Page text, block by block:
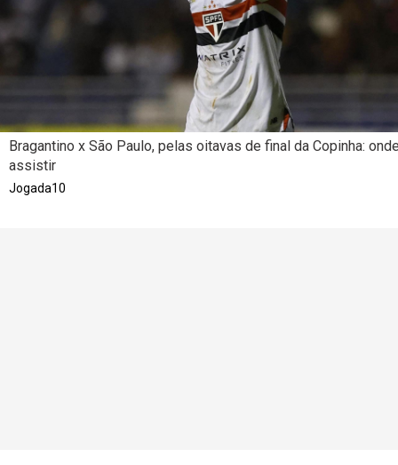
Bragantino x São Paulo, pelas oitavas de final da Copinha:
assistir
Jogada10